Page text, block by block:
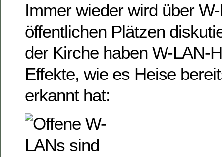
Immer wieder wird über
öffentlichen Plätzen
der Kirche haben W-LAN-
Effekte, wie es Heise
erkannt hat: